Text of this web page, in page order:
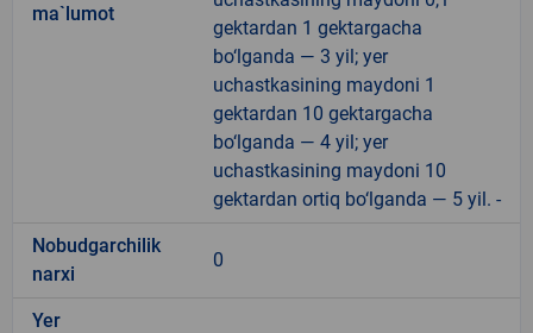
ma`lumot
gektardan 1 gektargacha
bo‘lganda — 3 yil; yer
uchastkasining maydoni 1
gektardan 10 gektargacha
bo‘lganda — 4 yil; yer
uchastkasining maydoni 10
gektardan ortiq bo‘lganda — 5 yil. -
Nobudgarchilik
narxi
0
Yer